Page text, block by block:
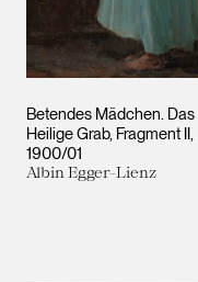
Betendes Mädchen. Das
Heilige Grab, Fragment II
1900/01
Albin Egger-Lienz